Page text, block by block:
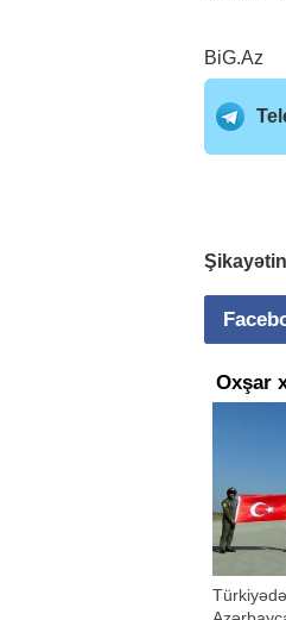
BiG.Az
Oxşar